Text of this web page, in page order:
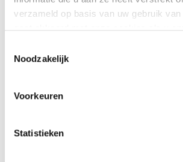
verzameld op basis van uw gebruik
Noodzakelijk
Voorkeuren
Statistieken